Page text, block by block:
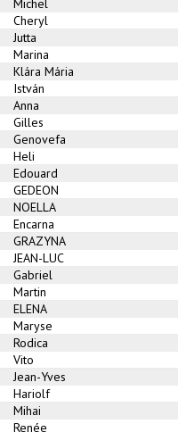
Michel
Cheryl
Jutta
Marina
Klára Mária
István
Anna
Gilles
Genovefa
Heli
Edouard
GEDEON
NOELLA
Encarna
GRAZYNA
JEAN-LUC
Gabriel
Martin
ELENA
Maryse
Rodica
Vito
Jean-Yves
Hariolf
Mihai
Renée